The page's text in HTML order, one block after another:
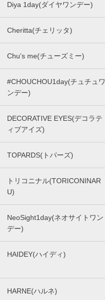
Diya 1day(ダイヤワンデー)
Cheritta(チェリッタ)
Chu's me(チューズミー)
#CHOUCHOU1day(チュチュワ
ンデー)
DECORATIVE EYES(デコラテ
ィブアイズ)
TOPARDS(トパーズ)
トリコニナル(TORICONINAR
U)
NeoSight1day(ネオサイトワン
デー)
HAIDEY(ハイディ)
HARNE(ハルネ)